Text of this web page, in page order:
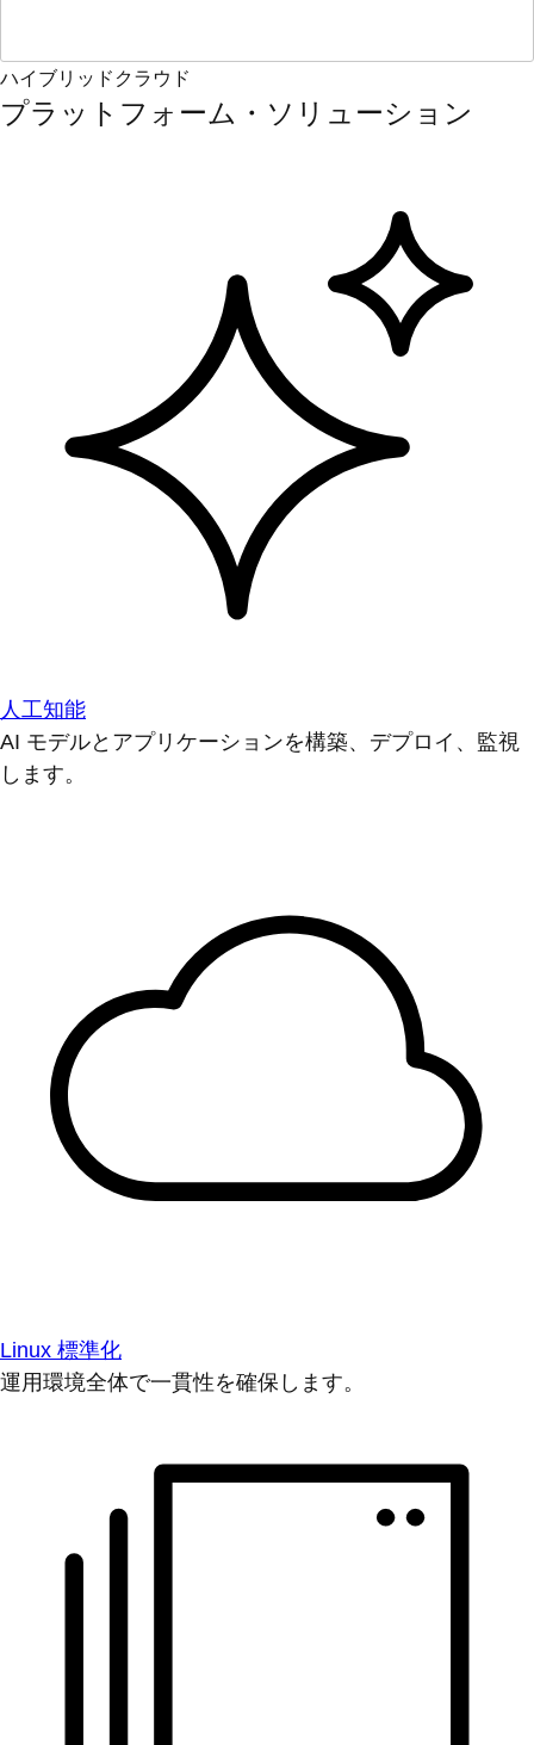
ハイブリッドクラウド
プラットフォーム・ソリューション
人工知能
AI モデルとアプリケーションを構築、デプロイ、監視
します。
Linux 標準化
運用環境全体で一貫性を確保します。